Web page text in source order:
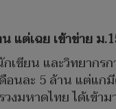
แต่เฉย เข้าข่าย ม
ยน และวิทยากร
นละ 5 ล้าน แต่แ
หาดไทย ได้เข้า